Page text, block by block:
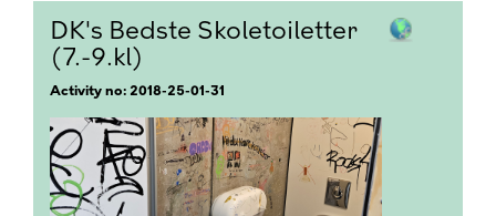
DK's Bedste Skoletoiletter
(7.-9.kl)
Activity no: 2018-25-01-31